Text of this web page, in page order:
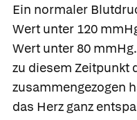
Ein normaler
Wert unter 120
Wert unter 80
zu diesem Zeitpunkt
zusammengezogen
das Herz ganz